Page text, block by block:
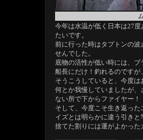
今年は水温が低く日本は27
たいです。
前に行った時はタプトンの
せんでした。
底物の活性が低い時には、
船長にだけ！釣れるのです
そうこうしていると、今度
何とか我慢していましたが
ない所で下からファイヤー
そして、今度こそ生き返っ
イズとは明らかに違う引き
捨てた割りには運がよかっ